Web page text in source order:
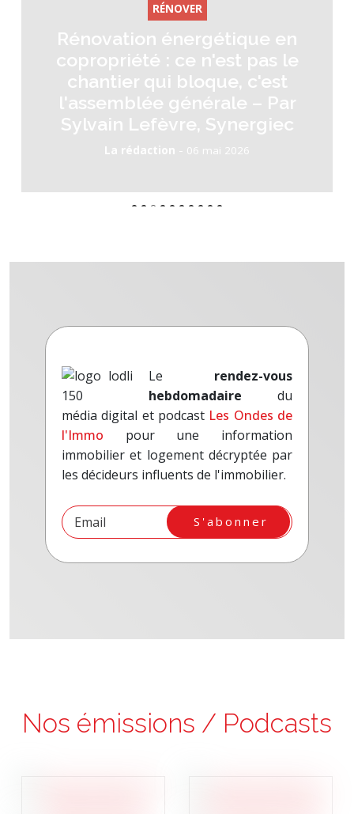
RÉNOVER
Rénovation énergétique en
copropriété : ce n'est pas le
chantier qui bloque, c'est
l'assemblée générale – Par
Sylvain Lefèvre, Synergiec
La rédaction - 06 mai 2026
Le rendez-vous
hebdomadaire du
média digital et podcast Les Ondes de
l'Immo pour une information
immobilier et logement décryptée par
les décideurs influents de l'immobilier.
S'abonner
Nos émissions / Podcasts